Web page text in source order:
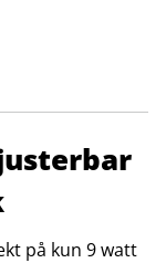
på kun 9 watt